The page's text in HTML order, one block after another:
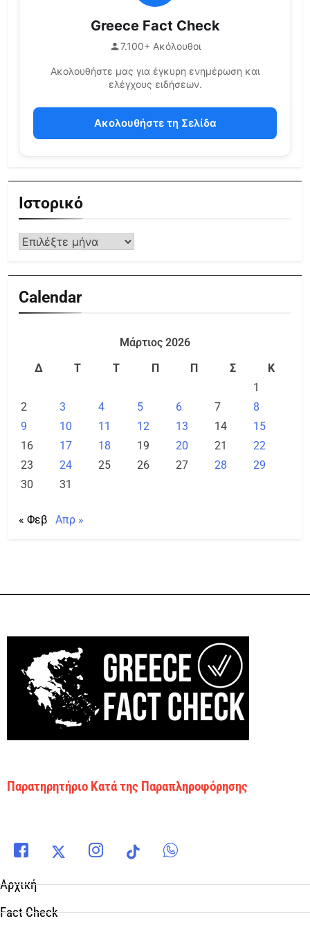
Greece Fact Check
7.100+ Ακόλουθοι
Ακολουθήστε μας για έγκυρη ενημέρωση και
ελέγχους ειδήσεων.
Ακολουθήστε τη Σελίδα
Ιστορικό
Calendar
Μάρτιος 2026
Δ
Τ Τ Π Π Σ
Κ
1
2
3 4 5 6 7
8
9
10 11 12 13 14
15
16
17 18 19 20 21
22
23
24 25 26 27 28
29
30
31
« Φεβ Απρ »
Παρατηρητήριο Κατά της Παραπληροφόρησης
Αρχική
Fact Check